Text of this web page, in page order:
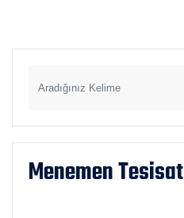
Menemen Tesisat